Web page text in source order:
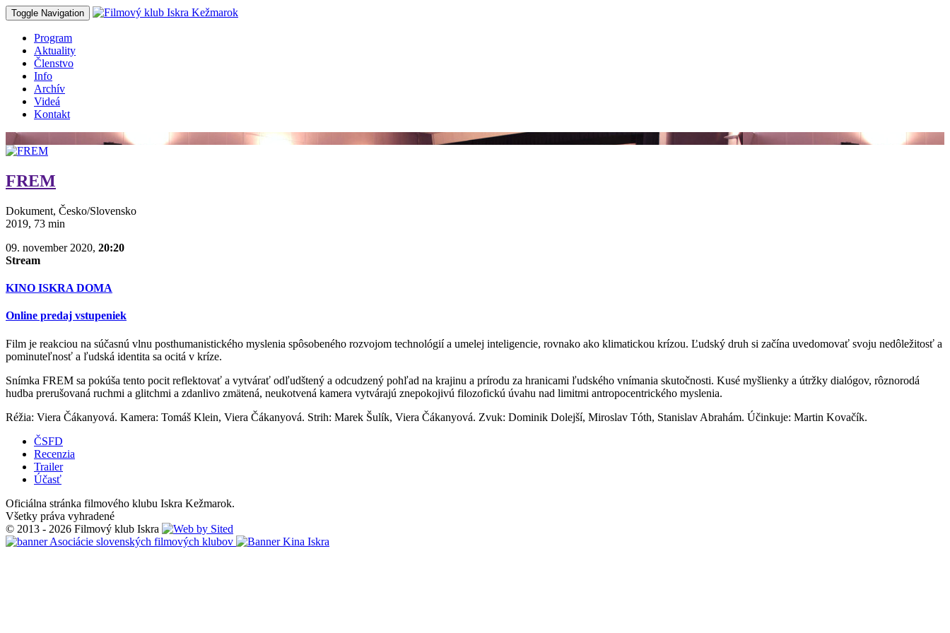
Toggle Navigation
Program
Aktuality
Členstvo
Info
Archív
Videá
Kontakt
FREM
Dokument, Česko/Slovensko
2019, 73 min
09. november 2020, 20:20
Stream
KINO ISKRA DOMA
Online predaj vstupeniek
Film je reakciou na súčasnú vlnu posthumanistického myslenia spôsobeného rozvojom technológií a umelej inteligencie, rovnako ako klimatickou krízou. Ľudský druh si začína uvedomovať svoju nedôležitosť a
pominuteľnosť a ľudská identita sa ocitá v kríze.
Snímka FREM sa pokúša tento pocit reflektovať a vytvárať odľudštený a odcudzený pohľad na krajinu a prírodu za hranicami ľudského vnímania skutočnosti. Kusé myšlienky a útržky dialógov, rôznorodá
hudba prerušovaná ruchmi a glitchmi a zdanlivo zmätená, neukotvená kamera vytvárajú znepokojivú filozofickú úvahu nad limitmi antropocentrického myslenia.
Réžia: Viera Čákanyová. Kamera: Tomáš Klein, Viera Čákanyová. Strih: Marek Šulík, Viera Čákanyová. Zvuk: Dominik Dolejší, Miroslav Tóth, Stanislav Abrahám. Účinkuje: Martin Kovačík.
ČSFD
Recenzia
Trailer
Účasť
Oficiálna stránka filmového klubu Iskra Kežmarok.
Všetky práva vyhradené
© 2013 - 2026 Filmový klub Iskra